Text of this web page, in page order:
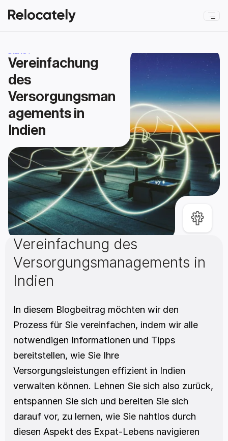
Vereinfachung
des
Versorgungsman
agements in
Indien
Vereinfachung des
Versorgungsmanagements in
Indien
In diesem Blogbeitrag möchten wir den
Prozess für Sie vereinfachen, indem wir alle
notwendigen Informationen und Tipps
bereitstellen, wie Sie Ihre
Versorgungsleistungen effizient in Indien
verwalten können. Lehnen Sie sich also zurück,
entspannen Sie sich und bereiten Sie sich
darauf vor, zu lernen, wie Sie nahtlos durch
diesen Aspekt des Expat-Lebens navigieren